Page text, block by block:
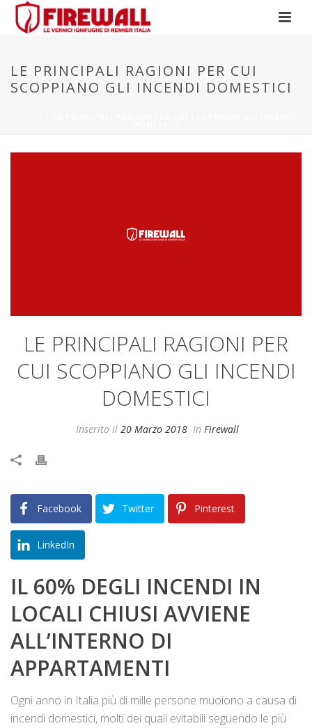
LE PRINCIPALI RAGIONI PER CUI
SCOPPIANO GLI INCENDI DOMESTICI
LE PRINCIPALI RAGIONI PER
CUI SCOPPIANO GLI INCENDI
DOMESTICI
Inserito il 20 Marzo 2018 In Firewall
Facebook Twitter Pinterest
LinkedIn
IL 60% DEGLI INCENDI IN
LOCALI CHIUSI AVVIENE
ALL’INTERNO DI
APPARTAMENTI
Ogni anno in Italia più di mille persone muoiono a causa di
incendi domestici, molti dei quali evitabili seguendo le più